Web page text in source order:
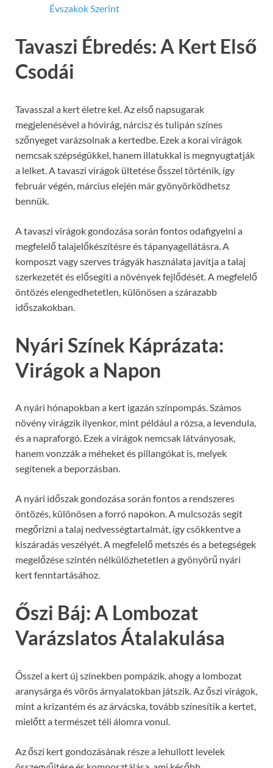
Évszakok Szerint
Tavaszi Ébredés: A Kert Első
Csodái
Tavasszal a kert életre kel. Az első napsugarak
megjelenésével a hóvirág, nárcisz és tulipán színes
szőnyeget varázsolnak a kertedbe. Ezek a korai virágok
nemcsak szépségükkel, hanem illatukkal is megnyugtatják
a lelket. A tavaszi virágok ültetése ősszel történik, így
február végén, március elején már gyönyörködhetsz
bennük.
A tavaszi virágok gondozása során fontos odafigyelni a
megfelelő talajelőkészítésre és tápanyagellátásra. A
komposzt vagy szerves trágyák használata javítja a talaj
szerkezetét és elősegíti a növények fejlődését. A megfelelő
öntözés elengedhetetlen, különösen a szárazabb
időszakokban.
Nyári Színek Káprázata:
Virágok a Napon
A nyári hónapokban a kert igazán színpompás. Számos
növény virágzik ilyenkor, mint például a rózsa, a levendula,
és a napraforgó. Ezek a virágok nemcsak látványosak,
hanem vonzzák a méheket és pillangókat is, melyek
segítenek a beporzásban.
A nyári időszak gondozása során fontos a rendszeres
öntözés, különösen a forró napokon. A mulcsozás segít
megőrizni a talaj nedvességtartalmát, így csökkentve a
kiszáradás veszélyét. A megfelelő metszés és a betegségek
megelőzése szintén nélkülözhetetlen a gyönyörű nyári
kert fenntartásához.
Őszi Báj: A Lombozat
Varázslatos Átalakulása
Ősszel a kert új színekben pompázik, ahogy a lombozat
aranysárga és vörös árnyalatokban játszik. Az őszi virágok,
mint a krizantém és az árvácska, tovább színesítik a kertet,
mielőtt a természet téli álomra vonul.
Az őszi kert gondozásának része a lehullott levelek